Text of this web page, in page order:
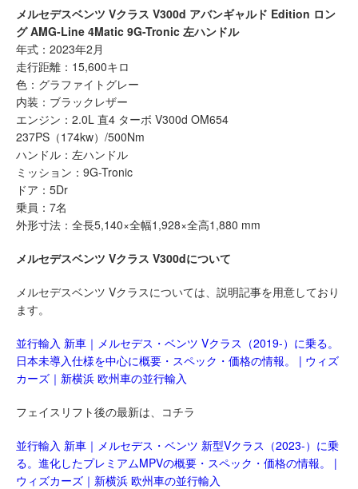
メルセデスベンツ Vクラス V300d アバンギャルド Edition ロン
グ AMG-Line 4Matic 9G-Tronic 左ハンドル
年式：2023年2月
走行距離：15,600キロ
色：グラファイトグレー
内装：ブラックレザー
エンジン：2.0L 直4 ターボ V300d OM654
237PS（174kw）/500Nm
ハンドル：左ハンドル
ミッション：9G-Tronic
ドア：5Dr
乗員：7名
外形寸法：全長5,140×全幅1,928×全高1,880 mm
メルセデスベンツ Vクラス V300dについて
メルセデスベンツ Vクラスについては、説明記事を用意しており
ます。
並行輸入 新車｜メルセデス・ベンツ Vクラス（2019-）に乗る。
日本未導入仕様を中心に概要・スペック・価格の情報。 | ウィズ
カーズ｜新横浜 欧州車の並行輸入
フェイスリフト後の最新は、コチラ
並行輸入 新車｜メルセデス・ベンツ 新型Vクラス（2023-）に乗
る。進化したプレミアムMPVの概要・スペック・価格の情報。 |
ウィズカーズ｜新横浜 欧州車の並行輸入